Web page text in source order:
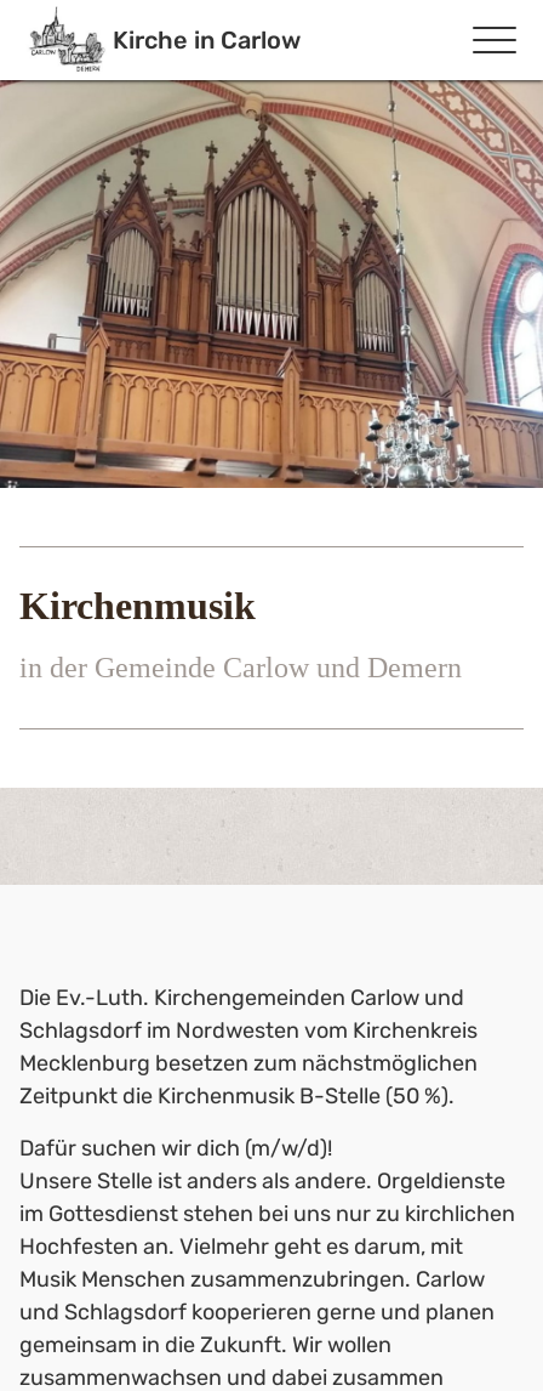
Kirche in Carlow
Kirchenmusik
in der Gemeinde Carlow und Demern
Die Ev.-Luth. Kirchengemeinden Carlow und
Schlagsdorf im Nordwesten vom Kirchenkreis
Mecklenburg besetzen zum nächstmöglichen
Zeitpunkt die Kirchenmusik B-Stelle (50 %).
Dafür suchen wir dich (m/w/d)!
Unsere Stelle ist anders als andere. Orgeldienste
im Gottesdienst stehen bei uns nur zu kirchlichen
Hochfesten an. Vielmehr geht es darum, mit
Musik Menschen zusammenzubringen. Carlow
und Schlagsdorf kooperieren gerne und planen
gemeinsam in die Zukunft. Wir wollen
zusammenwachsen und dabei zusammen